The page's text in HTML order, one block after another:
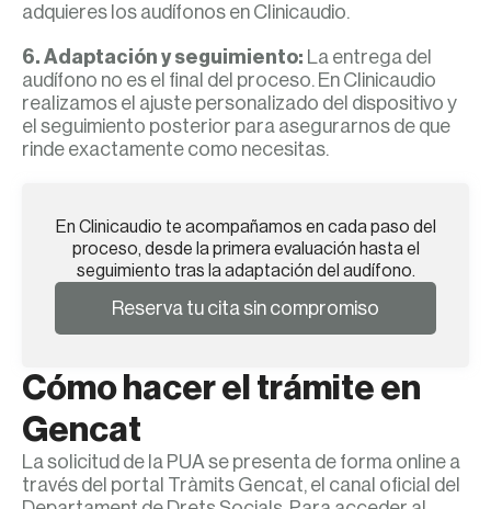
adquieres los audífonos en Clinicaudio.
6. Adaptación y seguimiento: La entrega del
audífono no es el final del proceso. En Clinicaudio
realizamos el ajuste personalizado del dispositivo y
el seguimiento posterior para asegurarnos de que
rinde exactamente como necesitas.
En Clinicaudio te acompañamos en cada paso del
proceso, desde la primera evaluación hasta el
seguimiento tras la adaptación del audífono.
Reserva tu cita sin compromiso
Cómo hacer el trámite en
Gencat
La solicitud de la PUA se presenta de forma online a
través del portal Tràmits Gencat, el canal oficial del